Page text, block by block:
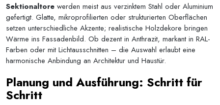
Sektionaltore werden meist aus verzinktem Stahl oder Aluminium
gefertigt. Glatte, mikroprofilierten oder strukturierten Oberflächen
setzen unterschiedliche Akzente; realistische Holzdekore bringen
Wärme ins Fassadenbild. Ob dezent in Anthrazit, markant in RAL-
Farben oder mit Lichtausschnitten – die Auswahl erlaubt eine
harmonische Anbindung an Architektur und Haustür.
Planung und Ausführung: Schritt für
Schritt